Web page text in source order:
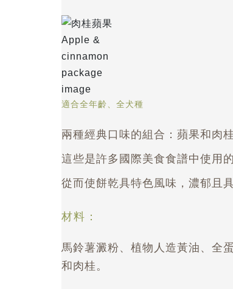
適合全年齡、全犬種
兩種經典口味的組合：蘋果和肉桂
這些是許多國際美食食譜中使用的
從而使餅乾具特色風味，濃郁且具
材料：
馬鈴薯澱粉、植物人造黃油、全
和肉桂。